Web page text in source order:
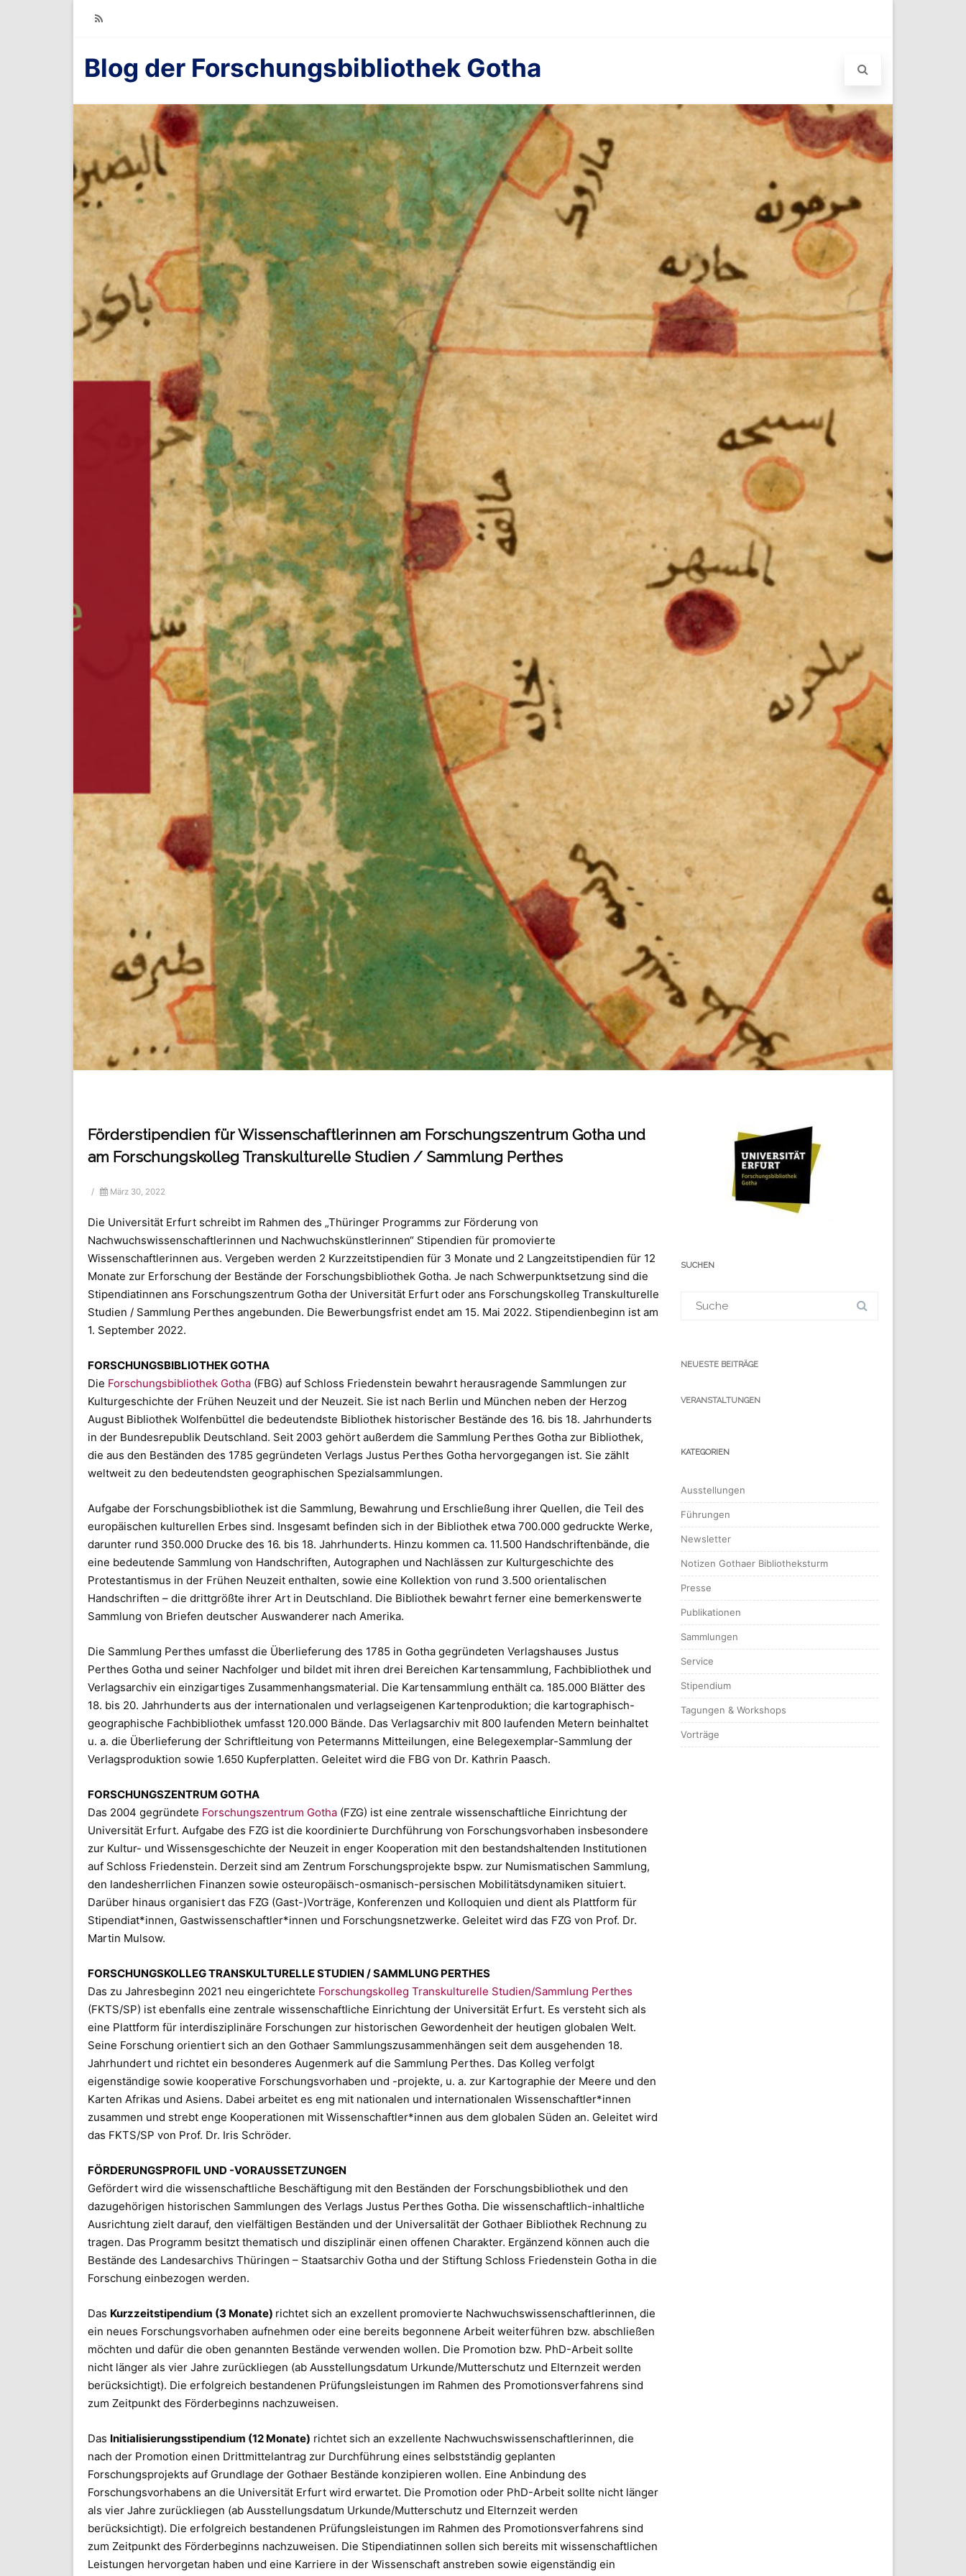
RSS
Blog der Forschungsbibliothek Gotha
Förderstipendien für Wissenschaftlerinnen am Forschungszentrum Gotha und
am Forschungskolleg Transkulturelle Studien / Sammlung Perthes
/ März 30, 2022
Die Universität Erfurt schreibt im Rahmen des „Thüringer Programms zur Förderung von
Nachwuchswissenschaftlerinnen und Nachwuchskünstlerinnen“ Stipendien für promovierte
Wissenschaftlerinnen aus. Vergeben werden 2 Kurzzeitstipendien für 3 Monate und 2 Langzeitstipendien für 12
Monate zur Erforschung der Bestände der Forschungsbibliothek Gotha. Je nach Schwerpunktsetzung sind die
Stipendiatinnen ans Forschungszentrum Gotha der Universität Erfurt oder ans Forschungskolleg Transkulturelle
Studien / Sammlung Perthes angebunden. Die Bewerbungsfrist endet am 15. Mai 2022. Stipendienbeginn ist am
1. September 2022.
FORSCHUNGSBIBLIOTHEK GOTHA
Die Forschungsbibliothek Gotha (FBG) auf Schloss Friedenstein bewahrt herausragende Sammlungen zur
Kulturgeschichte der Frühen Neuzeit und der Neuzeit. Sie ist nach Berlin und München neben der Herzog
August Bibliothek Wolfenbüttel die bedeutendste Bibliothek historischer Bestände des 16. bis 18. Jahrhunderts
in der Bundesrepublik Deutschland. Seit 2003 gehört außerdem die Sammlung Perthes Gotha zur Bibliothek,
die aus den Beständen des 1785 gegründeten Verlags Justus Perthes Gotha hervorgegangen ist. Sie zählt
weltweit zu den bedeutendsten geographischen Spezialsammlungen.
Aufgabe der Forschungsbibliothek ist die Sammlung, Bewahrung und Erschließung ihrer Quellen, die Teil des
europäischen kulturellen Erbes sind. Insgesamt befinden sich in der Bibliothek etwa 700.000 gedruckte Werke,
darunter rund 350.000 Drucke des 16. bis 18. Jahrhunderts. Hinzu kommen ca. 11.500 Handschriftenbände, die
eine bedeutende Sammlung von Handschriften, Autographen und Nachlässen zur Kulturgeschichte des
Protestantismus in der Frühen Neuzeit enthalten, sowie eine Kollektion von rund 3.500 orientalischen
Handschriften – die drittgrößte ihrer Art in Deutschland. Die Bibliothek bewahrt ferner eine bemerkenswerte
Sammlung von Briefen deutscher Auswanderer nach Amerika.
Die Sammlung Perthes umfasst die Überlieferung des 1785 in Gotha gegründeten Verlagshauses Justus
Perthes Gotha und seiner Nachfolger und bildet mit ihren drei Bereichen Kartensammlung, Fachbibliothek und
Verlagsarchiv ein einzigartiges Zusammenhangsmaterial. Die Kartensammlung enthält ca. 185.000 Blätter des
18. bis 20. Jahrhunderts aus der internationalen und verlagseigenen Kartenproduktion; die kartographisch-
geographische Fachbibliothek umfasst 120.000 Bände. Das Verlagsarchiv mit 800 laufenden Metern beinhaltet
u. a. die Überlieferung der Schriftleitung von Petermanns Mitteilungen, eine Belegexemplar-Sammlung der
Verlagsproduktion sowie 1.650 Kupferplatten. Geleitet wird die FBG von Dr. Kathrin Paasch.
FORSCHUNGSZENTRUM GOTHA
Das 2004 gegründete Forschungszentrum Gotha (FZG) ist eine zentrale wissenschaftliche Einrichtung der
Universität Erfurt. Aufgabe des FZG ist die koordinierte Durchführung von Forschungsvorhaben insbesondere
zur Kultur- und Wissensgeschichte der Neuzeit in enger Kooperation mit den bestandshaltenden Institutionen
auf Schloss Friedenstein. Derzeit sind am Zentrum Forschungsprojekte bspw. zur Numismatischen Sammlung,
den landesherrlichen Finanzen sowie osteuropäisch-osmanisch-persischen Mobilitätsdynamiken situiert.
Darüber hinaus organisiert das FZG (Gast-)Vorträge, Konferenzen und Kolloquien und dient als Plattform für
Stipendiat*innen, Gastwissenschaftler*innen und Forschungsnetzwerke. Geleitet wird das FZG von Prof. Dr.
Martin Mulsow.
FORSCHUNGSKOLLEG TRANSKULTURELLE STUDIEN / SAMMLUNG PERTHES
Das zu Jahresbeginn 2021 neu eingerichtete Forschungskolleg Transkulturelle Studien/Sammlung Perthes
(FKTS/SP) ist ebenfalls eine zentrale wissenschaftliche Einrichtung der Universität Erfurt. Es versteht sich als
eine Plattform für interdisziplinäre Forschungen zur historischen Gewordenheit der heutigen globalen Welt.
Seine Forschung orientiert sich an den Gothaer Sammlungszusammenhängen seit dem ausgehenden 18.
Jahrhundert und richtet ein besonderes Augenmerk auf die Sammlung Perthes. Das Kolleg verfolgt
eigenständige sowie kooperative Forschungsvorhaben und -projekte, u. a. zur Kartographie der Meere und den
Karten Afrikas und Asiens. Dabei arbeitet es eng mit nationalen und internationalen Wissenschaftler*innen
zusammen und strebt enge Kooperationen mit Wissenschaftler*innen aus dem globalen Süden an. Geleitet wird
das FKTS/SP von Prof. Dr. Iris Schröder.
FÖRDERUNGSPROFIL UND -VORAUSSETZUNGEN
Gefördert wird die wissenschaftliche Beschäftigung mit den Beständen der Forschungsbibliothek und den
dazugehörigen historischen Sammlungen des Verlags Justus Perthes Gotha. Die wissenschaftlich-inhaltliche
Ausrichtung zielt darauf, den vielfältigen Beständen und der Universalität der Gothaer Bibliothek Rechnung zu
tragen. Das Programm besitzt thematisch und disziplinär einen offenen Charakter. Ergänzend können auch die
Bestände des Landesarchivs Thüringen – Staatsarchiv Gotha und der Stiftung Schloss Friedenstein Gotha in die
Forschung einbezogen werden.
Das Kurzzeitstipendium (3 Monate) richtet sich an exzellent promovierte Nachwuchswissenschaftlerinnen, die
ein neues Forschungsvorhaben aufnehmen oder eine bereits begonnene Arbeit weiterführen bzw. abschließen
möchten und dafür die oben genannten Bestände verwenden wollen. Die Promotion bzw. PhD-Arbeit sollte
nicht länger als vier Jahre zurückliegen (ab Ausstellungsdatum Urkunde/Mutterschutz und Elternzeit werden
berücksichtigt). Die erfolgreich bestandenen Prüfungsleistungen im Rahmen des Promotionsverfahrens sind
zum Zeitpunkt des Förderbeginns nachzuweisen.
Das Initialisierungsstipendium (12 Monate) richtet sich an exzellente Nachwuchswissenschaftlerinnen, die
nach der Promotion einen Drittmittelantrag zur Durchführung eines selbstständig geplanten
Forschungsprojekts auf Grundlage der Gothaer Bestände konzipieren wollen. Eine Anbindung des
Forschungsvorhabens an die Universität Erfurt wird erwartet. Die Promotion oder PhD-Arbeit sollte nicht länger
als vier Jahre zurückliegen (ab Ausstellungsdatum Urkunde/Mutterschutz und Elternzeit werden
berücksichtigt). Die erfolgreich bestandenen Prüfungsleistungen im Rahmen des Promotionsverfahrens sind
zum Zeitpunkt des Förderbeginns nachzuweisen. Die Stipendiatinnen sollen sich bereits mit wissenschaftlichen
Leistungen hervorgetan haben und eine Karriere in der Wissenschaft anstreben sowie eigenständig ein
SUCHEN
für:
NEUESTE BEITRÄGE
VERANSTALTUNGEN
KATEGORIEN
Ausstellungen
Führungen
Newsletter
Notizen Gothaer Bibliotheksturm
Presse
Publikationen
Sammlungen
Service
Stipendium
Tagungen & Workshops
Vorträge